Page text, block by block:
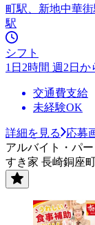
町駅、新地中華
駅
シフト
1日2時間 週2日か
交通費支給
未経験OK
詳細を見る
応募
アルバイト・パー
すき家 長崎銅座